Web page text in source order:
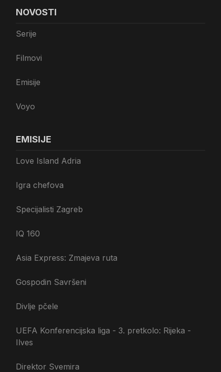
NOVOSTI
Serije
Filmovi
Emisije
Voyo
EMISIJE
Love Island Adria
Igra chefova
Specijalisti Zagreb
IQ 160
Asia Express: Zmajeva ruta
Gospodin Savršeni
Divlje pčele
UEFA Konferencijska liga - 3. pretkolo: Rijeka -
Ilves
Direktor Svemira